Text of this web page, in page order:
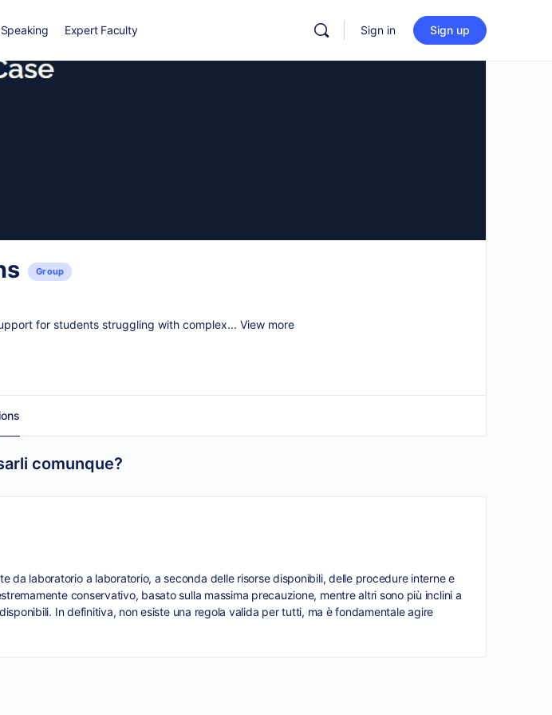
Speaking Expert Faculty Sign in Sign up
Group
for students struggling with complex... View more
comunque?
da laboratorio a laboratorio, a seconda delle risorse disponibili, delle procedure interne e
conservativo, basato sulla massima precauzione, mentre altri sono più inclini a
In definitiva, non esiste una regola valida per tutti, ma è fondamentale agire